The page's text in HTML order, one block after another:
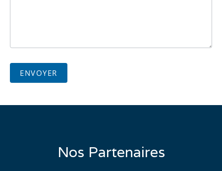
ENVOYER
Nos Partenaires